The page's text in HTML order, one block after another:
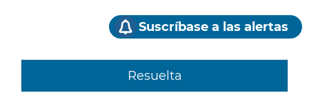
Suscríbase a las alertas
Resuelta